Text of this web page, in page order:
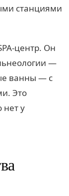
станциями
центр. Он
—
ванны — с
Это
нет у